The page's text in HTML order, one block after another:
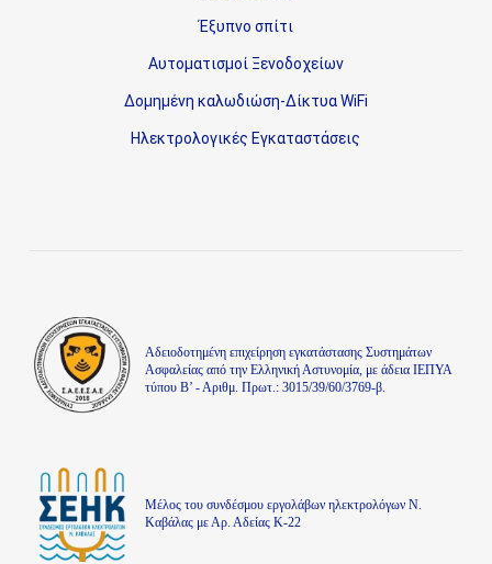
Έξυπνο σπίτι
Αυτοματισμοί Ξενοδοχείων
Δομημένη καλωδιώση-Δίκτυα WiFi
Ηλεκτρολογικές Εγκαταστάσεις
Aδειοδοτημένη επιχείρηση εγκατάστασης Συστημάτων
Ασφαλείας από την Ελληνική Αστυνομία, με άδεια ΙΕΠΥΑ
τύπου Β’ - Αριθμ. Πρωτ.: 3015/39/60/3769-β.
Μέλος του συνδέσμου εργολάβων ηλεκτρολόγων Ν.
Καβάλας με Αρ. Αδείας Κ-22